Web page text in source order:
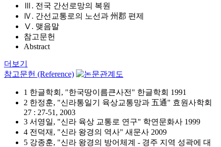
Ⅲ. 전국 간선로망의 복원
Ⅳ. 간선교통로의 노선과 州郡 편제
Ⅴ. 맺음말
참고문헌
Abstract
더보기
참고문헌 (Reference)
1 한글학회, "한국땅이름큰사전" 한글학회 1991
2 한정훈, "신라통일기 육상교통망과 五通" 효원사학회
27 : 27-51, 2003
3 서영일, "신라 육상 교통로 연구" 학연문화사 1999
4 전덕재, "신라 왕경의 역사" 새문사 2009
5 강종훈, "신라 왕경의 방어체계 - 경주 지역 성곽에 대